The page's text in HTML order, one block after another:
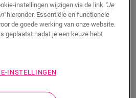
oplossingen om jouw vloer af
tussen vloeren of een afwerking
het Incizo-basisprofiel simpelweg
meegeleverde Incizo-mes. Het
van jouw vloer. Een verpakking
kan je het best combineren
hoogtes met elkaar
instellingen wijzigen via de link "Je
hieronder. Essentiële en functionele
de goede werking van onze website.
geplaatst nadat je een keuze hebt
INSTELLINGEN